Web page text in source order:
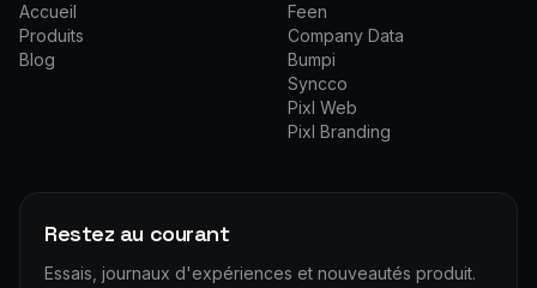
Accueil
Produits
Blog
Feen
Company Data
Bumpi
Syncco
Pixl Web
Pixl Branding
Restez au courant
Essais, journaux d'expériences et nouveautés produit.